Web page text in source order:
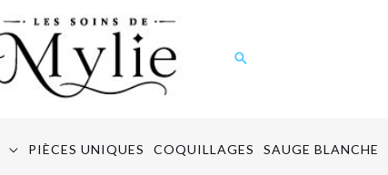
Rechercher
PIÈCES UNIQUES COQUILLAGES SAUGE BLANCHE